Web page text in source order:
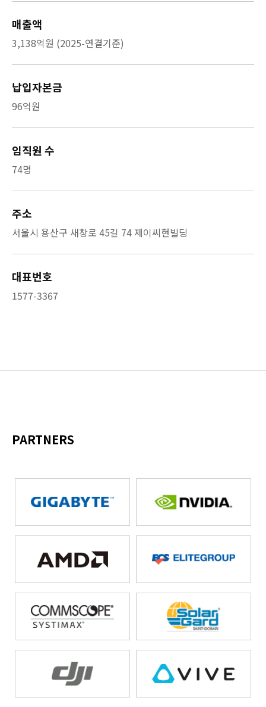
매출액
3,138억원 (2025-연결기준)
납입자본금
96억원
임직원 수
74명
주소
서울시 용산구 새창로 45길 74 제이씨현빌딩
대표번호
1577-3367
PARTNERS